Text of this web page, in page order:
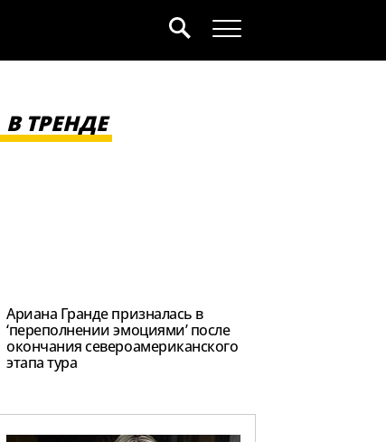
В ТРЕНДЕ
Ариана Гранде призналась в
‘переполнении эмоциями’ после
окончания североамериканского
этапа тура